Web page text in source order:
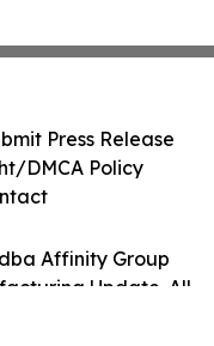
Affinity Group
Update. All
Press Release
DMCA Policy